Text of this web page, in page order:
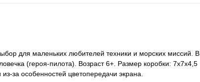
для маленьких любителей техники и морских миссий. В
(героя-пилота). Возраст 6+. Размер коробки: 7х7x4,5
за особенностей цветопередачи экрана.